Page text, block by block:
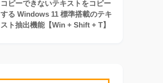
コピーできないテキストをコピー
する Windows 11 標準搭載のテキ
スト抽出機能【Win + Shift + T】